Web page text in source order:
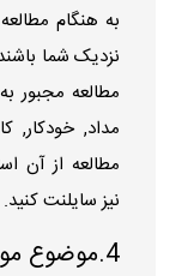
به هنگام
نزدیک شما
مطالعه مجبور
مداد, خودکار,
مطالعه از آن
نیز سایلنت کنید.
4.موضوع مورد علاقه: